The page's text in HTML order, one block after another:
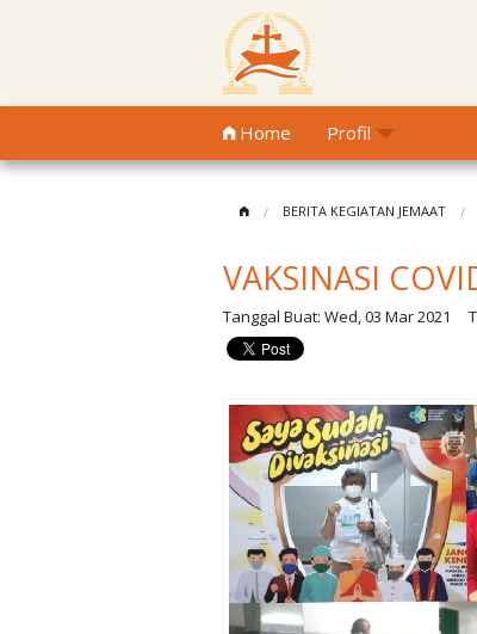
Home Profil
BERITA KEGIATAN JEMAAT
VAKSINASI
Tanggal Buat: Wed, 03 Mar 2021